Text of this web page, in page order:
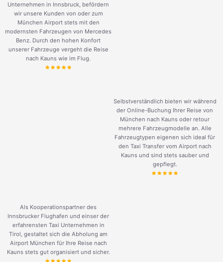
Unternehmen in Innsbruck, befördern
wir unsere Kunden von oder zum
München Airport stets mit den
modernsten Fahrzeugen von Mercedes
Benz. Durch den hohen Konfort
unserer Fahrzeuge vergeht die Reise
nach Kauns wie im Flug.
Selbstverständlich bieten wir während
der Online-Buchung Ihrer Reise von
München nach Kauns oder retour
mehrere Fahrzeugmodelle an. Alle
Fahrzeugtypen eigenen sich ideal für
den Taxi Transfer vom Airport nach
Kauns und sind stets sauber und
gepflegt.
Als Kooperationspartner des
Innsbrucker Flughafen und einser der
erfahrensten Taxi Unternehmen in
Tirol, gestaltet sich die Abholung am
Airport München für Ihre Reise nach
Kauns stets gut organisiert und sicher.